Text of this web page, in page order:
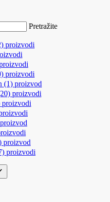
Pretražite
proizvodi
proizvodi
(1) proizvod
proizvodi
proizvodi
proizvod
proizvod
proizvodi